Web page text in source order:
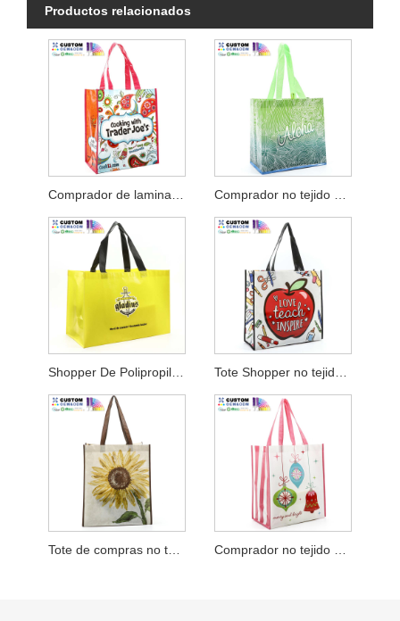
Productos relacionados
Shopper De Polipropileno No Tejido Con Fuelle Ancho
Tote de compras no tejido de PP de girasol